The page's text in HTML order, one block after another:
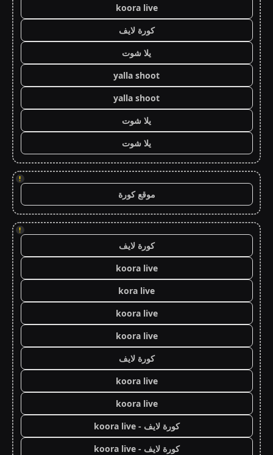
koora live
كورة لايف
يلا شوت
yalla shoot
yalla shoot
يلا شوت
يلا شوت
!
موقع كورة
!
كورة لايف
koora live
kora live
koora live
koora live
كورة لايف
koora live
koora live
كورة لايف - koora live
كورة لايف - koora live